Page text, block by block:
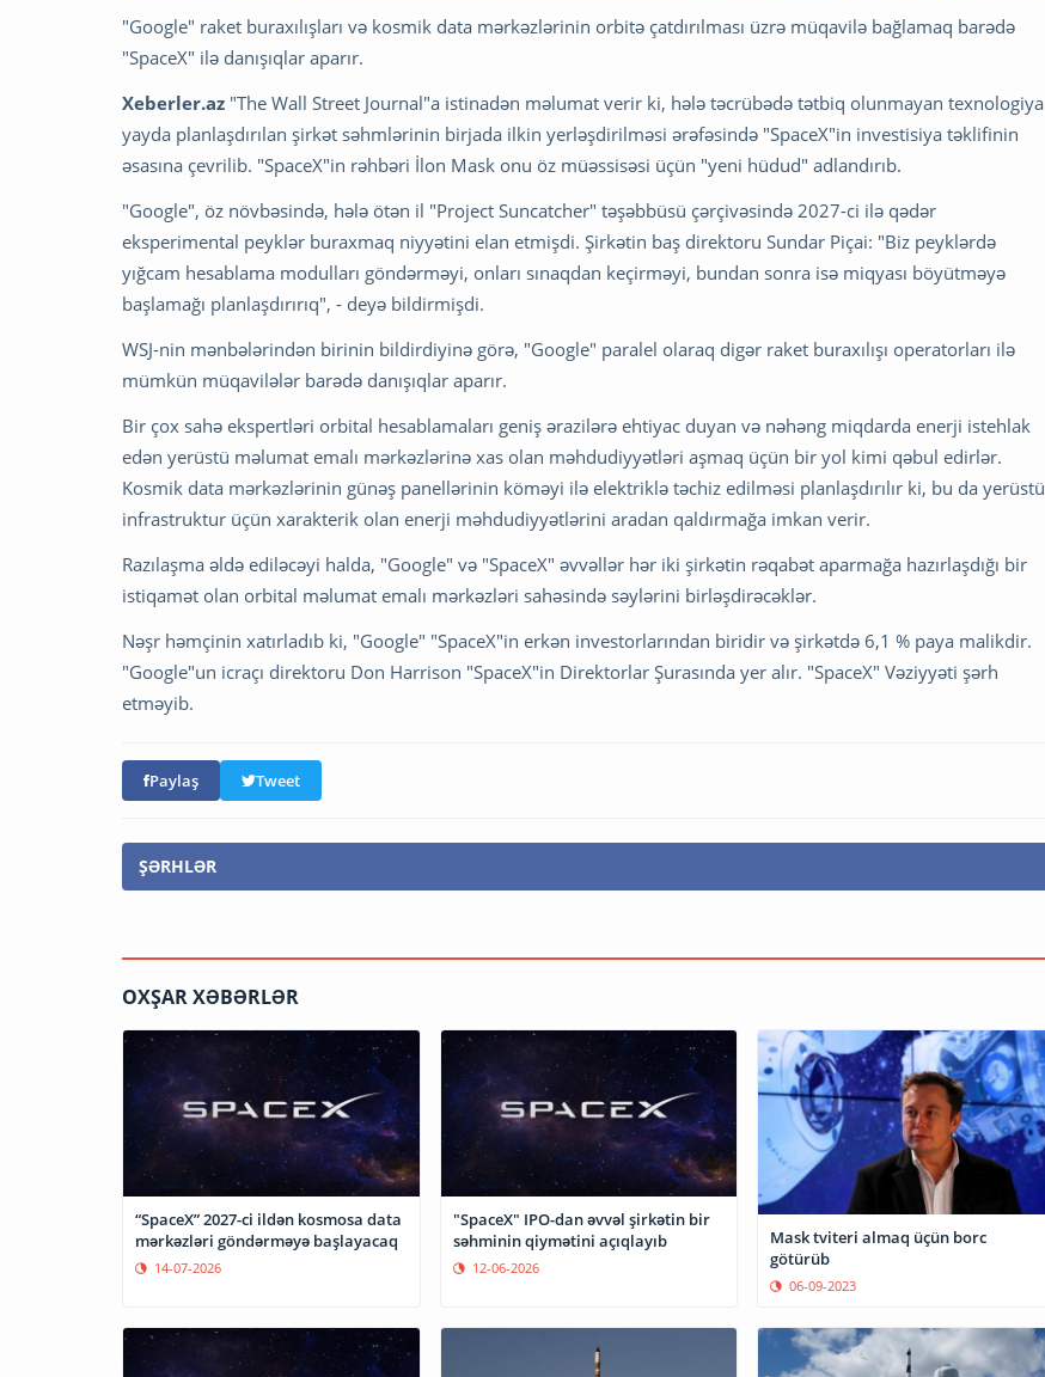
"Google" raket buraxılışları və kosmik data mərkəzlərinin orbitə çatdırılması üzrə müqavilə bağlamaq barədə
"SpaceX" ilə danışıqlar aparır.
Xeberler.az "The Wall Street Journal"a istinadən məlumat verir ki, hələ təcrübədə tətbiq olunmayan texnologiya
yayda planlaşdırılan şirkət səhmlərinin birjada ilkin yerləşdirilməsi ərəfəsində "SpaceX"in investisiya təklifinin
əsasına çevrilib. "SpaceX"in rəhbəri İlon Mask onu öz müəssisəsi üçün "yeni hüdud" adlandırıb.
"Google", öz növbəsində, hələ ötən il "Project Suncatcher" təşəbbüsü çərçivəsində 2027-ci ilə qədər
eksperimental peyklər buraxmaq niyyətini elan etmişdi. Şirkətin baş direktoru Sundar Piçai: "Biz peyklərdə
yığcam hesablama modulları göndərməyi, onları sınaqdan keçirməyi, bundan sonra isə miqyası böyütməyə
başlamağı planlaşdırırıq", - deyə bildirmişdi.
WSJ-nin mənbələrindən birinin bildirdiyinə görə, "Google" paralel olaraq digər raket buraxılışı operatorları ilə
mümkün müqavilələr barədə danışıqlar aparır.
Bir çox sahə ekspertləri orbital hesablamaları geniş ərazilərə ehtiyac duyan və nəhəng miqdarda enerji istehlak
edən yerüstü məlumat emalı mərkəzlərinə xas olan məhdudiyyətləri aşmaq üçün bir yol kimi qəbul edirlər.
Kosmik data mərkəzlərinin günəş panellərinin köməyi ilə elektriklə təchiz edilməsi planlaşdırılır ki, bu da yerüstü
infrastruktur üçün xarakterik olan enerji məhdudiyyətlərini aradan qaldırmağa imkan verir.
Razılaşma əldə ediləcəyi halda, "Google" və "SpaceX" əvvəllər hər iki şirkətin rəqabət aparmağa hazırlaşdığı bir
istiqamət olan orbital məlumat emalı mərkəzləri sahəsində səylərini birləşdirəcəklər.
Nəşr həmçinin xatırladıb ki, "Google" "SpaceX"in erkən investorlarından biridir və şirkətdə 6,1 % paya malikdir.
"Google"un icraçı direktoru Don Harrison "SpaceX"in Direktorlar Şurasında yer alır. "SpaceX" Vəziyyəti şərh
etməyib.
Paylaş Tweet
ŞƏRHLƏR
OXŞAR XƏBƏRLƏR
“SpaceX” 2027-ci ildən kosmosa data
mərkəzləri göndərməyə başlayacaq
14-07-2026
"SpaceX" IPO-dan əvvəl şirkətin bir
səhminin qiymətini açıqlayıb
12-06-2026
Mask tviteri almaq üçün borc
götürüb
06-09-2023